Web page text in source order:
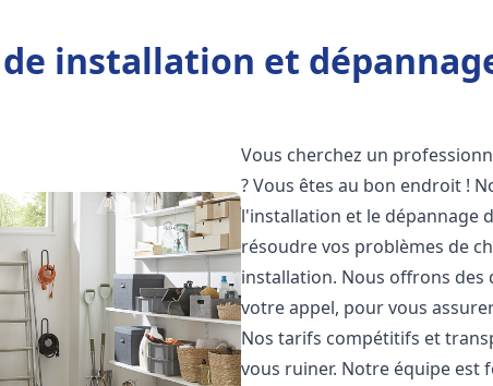
installation et
Vous cherchez un
? Vous êtes au bon endroit !
l'installation et le dépannage
résoudre vos problèmes de
installation. Nous offrons des
votre appel, pour vous
Nos tarifs compétitifs et
vous ruiner. Notre équipe